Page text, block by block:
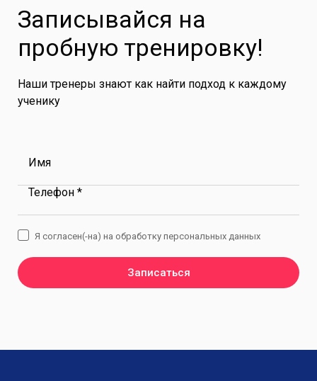
Записывайся на
пробную тренировку!
Наши тренеры знают как найти подход к каждому
ученику
Имя
Телефон *
Записаться
Я согласен(-на) на обработку персональных данных